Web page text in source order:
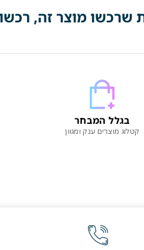
שרכשו מוצר זה,
בגלל המבחר
קטלוג מוצרים ענק ומגוון